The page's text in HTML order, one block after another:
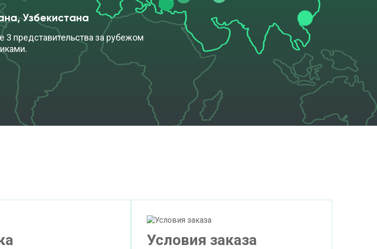
Узбекистана
3 представительства за рубежом
Условия заказа